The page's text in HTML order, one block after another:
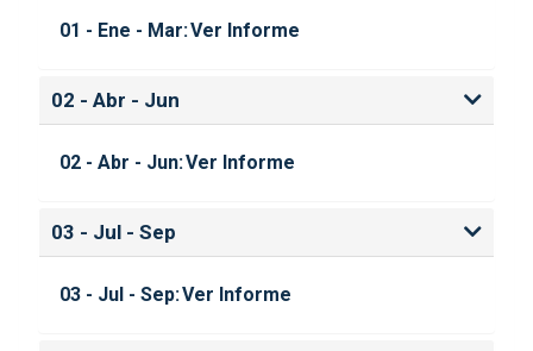
01 - Ene - Mar:Ver Informe
02 - Abr - Jun
02 - Abr - Jun:Ver Informe
03 - Jul - Sep
03 - Jul - Sep:Ver Informe